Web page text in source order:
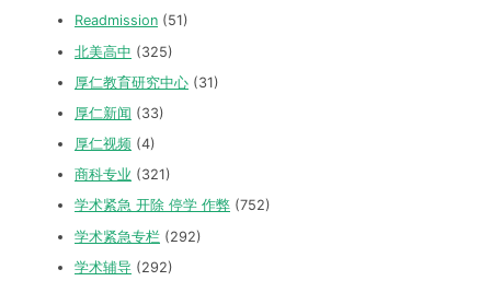
Readmission (51)
北美高中 (325)
厚仁教育研究中心 (31)
厚仁新闻 (33)
厚仁视频 (4)
商科专业 (321)
学术紧急 开除 停学 作弊 (752)
学术紧急专栏 (292)
学术辅导 (292)